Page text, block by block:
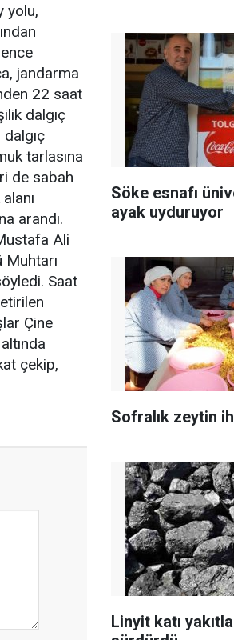
yolu,
jandarma
22 saat
dalgıç
tarlasına
de sabah
arandı.
Ali
Muhtarı
Saat
Çine
çekip,
Söke esnafı
ayak uyduruyor
Sofralık zeytin
Linyit katı